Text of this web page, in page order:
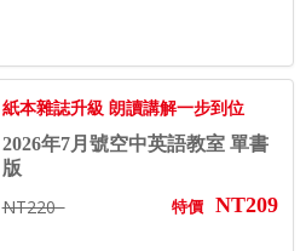
紙本雜誌升級 朗讀講解一步到位
2026年7月號空中英語教室 單書
版
NT220 特價 NT209